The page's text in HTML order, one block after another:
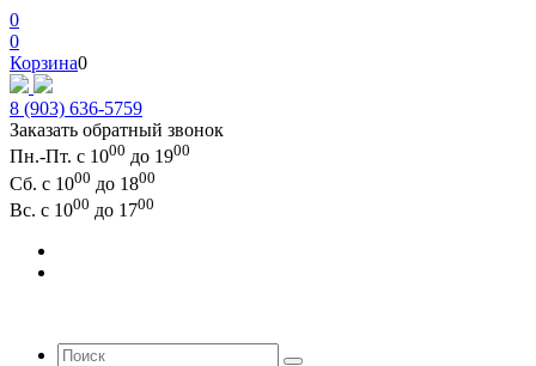
0
0
Корзина0
8 (903) 636-5759
Заказать обратный звонок
Пн.-Пт. с 1000 до 1900
Сб. с 1000 до 1800
Вс. с 1000 до 1700